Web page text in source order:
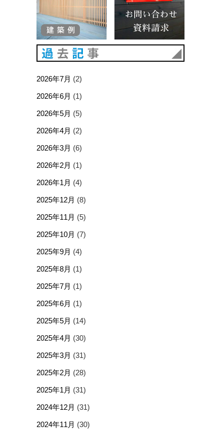
2026年7月 (2)
2026年6月 (1)
2026年5月 (5)
2026年4月 (2)
2026年3月 (6)
2026年2月 (1)
2026年1月 (4)
2025年12月 (8)
2025年11月 (5)
2025年10月 (7)
2025年9月 (4)
2025年8月 (1)
2025年7月 (1)
2025年6月 (1)
2025年5月 (14)
2025年4月 (30)
2025年3月 (31)
2025年2月 (28)
2025年1月 (31)
2024年12月 (31)
2024年11月 (30)